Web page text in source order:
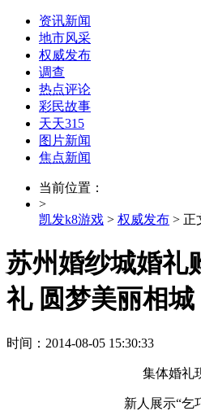
资讯新闻
地市风采
权威发布
调查
热点评论
彩民故事
天天315
图片新闻
焦点新闻
当前位置：
>
凯发k8游戏 > 权威发布 > 正
苏州婚纱城婚礼
礼 圆梦美丽相
时间：2014-08-05 15:30:33
集体婚礼
新人展示“乞